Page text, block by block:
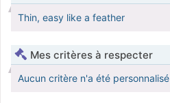
Thin, easy like a feather
Mes critères à respecter
Aucun critère n'a été personnalisé